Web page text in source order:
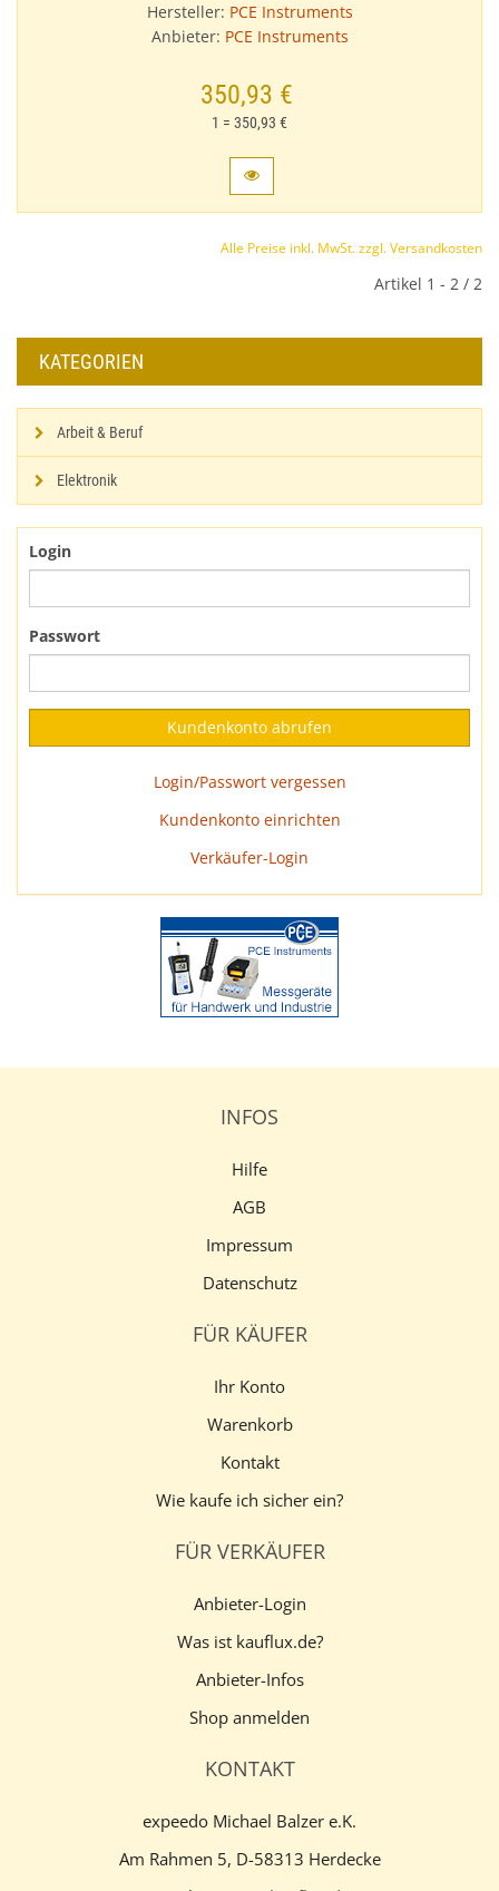
Hersteller: PCE Instruments
Anbieter: PCE Instruments
350,93 €
1 = 350,93 €
Alle Preise inkl. MwSt. zzgl. Versandkosten
Artikel 1 - 2 / 2
KATEGORIEN
Arbeit & Beruf
Elektronik
Login
Passwort
Login/Passwort vergessen
Kundenkonto einrichten
Verkäufer-Login
INFOS
Hilfe
AGB
Impressum
Datenschutz
FÜR KÄUFER
Ihr Konto
Warenkorb
Kontakt
Wie kaufe ich sicher ein?
FÜR VERKÄUFER
Anbieter-Login
Was ist kauflux.de?
Anbieter-Infos
Shop anmelden
KONTAKT
expeedo Michael Balzer e.K.
Am Rahmen 5, D-58313 Herdecke